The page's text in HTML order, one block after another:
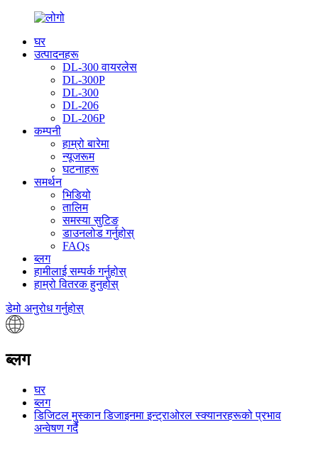
घर
उत्पादनहरू
DL-300 वायरलेस
DL-300P
DL-300
DL-206
DL-206P
कम्पनी
हाम्रो बारेमा
न्यूजरूम
घटनाहरू
समर्थन
भिडियो
तालिम
समस्या सुटिङ
डाउनलोड गर्नुहोस्
FAQs
ब्लग
हामीलाई सम्पर्क गर्नुहोस्
हाम्रो वितरक हुनुहोस्
डेमो अनुरोध गर्नुहोस्
ब्लग
घर
ब्लग
डिजिटल मुस्कान डिजाइनमा इन्ट्राओरल स्क्यानरहरूको प्रभाव
अन्वेषण गर्दै